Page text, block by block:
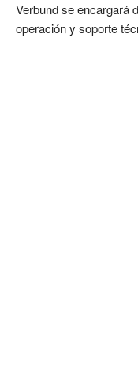
Verbund se encargará
operación y soporte